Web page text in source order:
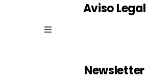
Aviso Legal
Toggle
Newsletter